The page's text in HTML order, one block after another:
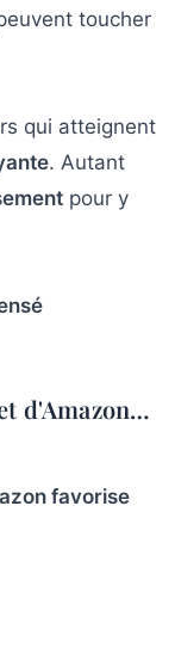
toucher
qui atteignent
. Autant
pour y
d'Amazon…
favorise